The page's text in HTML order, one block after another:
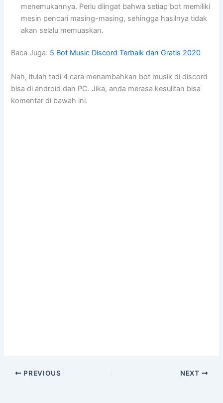
menemukannya. Perlu diingat bahwa setiap bot memiliki
mesin pencari masing-masing, sehingga hasilnya tidak
akan selalu memuaskan.
Baca Juga: 5 Bot Music Discord Terbaik dan Gratis 2020
Nah, itulah tadi 4 cara menambahkan bot musik di discord
bisa di android dan PC. Jika, anda merasa kesulitan bisa
komentar di bawah ini.
PREVIOUS NEXT